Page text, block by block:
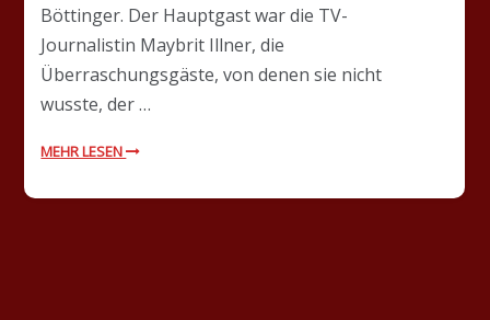
Böttinger. Der Hauptgast war die TV-
Journalistin Maybrit Illner, die
Überraschungsgäste, von denen sie nicht
wusste, der …
MEHR LESEN